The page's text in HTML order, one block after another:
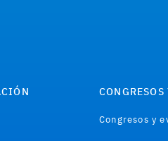
Congresos y